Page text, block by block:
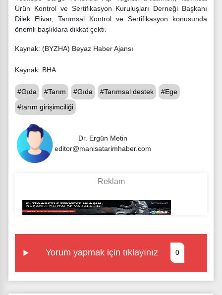
Ürün Kontrol ve Sertifikasyon Kuruluşları Derneği Başkanı
Dilek Elivar, Tarımsal Kontrol ve Sertifikasyon konusunda
önemli başlıklara dikkat çekti.
Kaynak: (BYZHA) Beyaz Haber Ajansı
Kaynak: BHA
#Gıda #Tarım #Gıda #Tarımsal destek
#Ege
#tarım girişimciliği
Dr. Ergün Metin
editor@manisatarimhaber.com
Yorum yapmak için tıklayınız 0